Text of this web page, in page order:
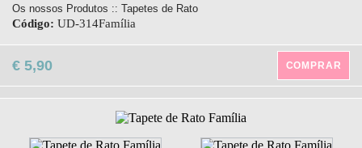
Os nossos Produtos :: Tapetes de Rato
Código: UD-314Família
€ 5,90 COMPRAR